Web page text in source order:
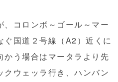
、コロンボ～ゴール～マー
ぐ国道２号線（A2）近くに
かう場合はマータラより先
ウェッラ行き、ハンバン